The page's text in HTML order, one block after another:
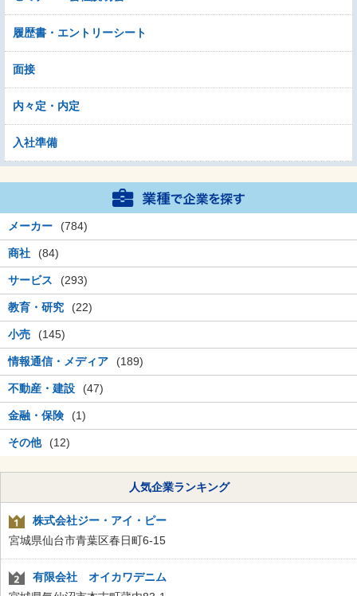
履歴書・エントリーシート
面接
内々定・内定
入社準備
メーカー (784)
商社 (84)
サービス (293)
教育・研究 (22)
小売 (145)
情報通信・メディア (189)
不動産・建設 (47)
金融・保険 (1)
その他 (12)
人気企業ランキング
株式会社ジー・アイ・ピー
宮城県仙台市青葉区春日町6-15
有限会社 オイカワデニム